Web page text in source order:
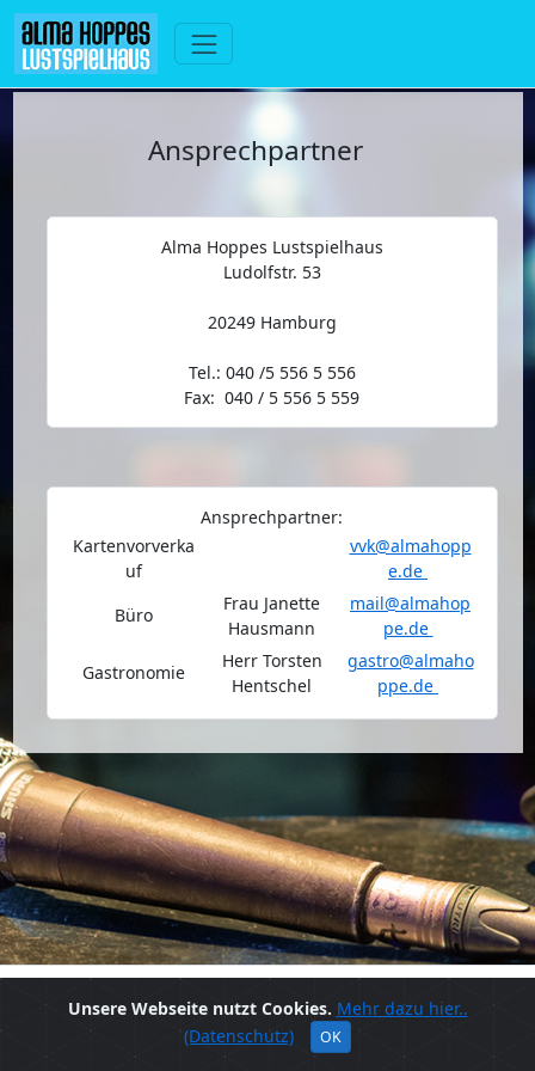
Ansprechpartner
Alma Hoppes Lustspielhaus
Ludolfstr. 53
20249 Hamburg
Tel.: 040 /5 556 5 556
Fax: 040 / 5 556 5 559
Ansprechpartner:
Kartenvorverka
uf
vvk@almahopp
e.de
Büro
Frau Janette
Hausmann
mail@almahop
pe.de
Gastronomie
Herr Torsten
Hentschel
gastro@almaho
ppe.de
© 2020 - Alma Hoppes Lustspielhaus
Ansprechpartner Impressum
Unsere Webseite nutzt Cookies. Mehr dazu hier..
(Datenschutz)
OK